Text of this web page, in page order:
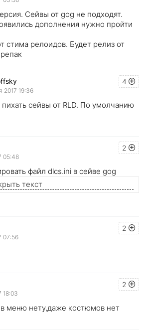
Сейвы от gog не подходят.
дополнения нужно пройти
стима релоидов. Будет релиз от
4
2017 19:36
сейвы от RLD. По умолчанию
2
05:48
файл dlcs.ini в сейве gog
текст
2
07:56
2
18:03
меню нету,даже костюмов нет